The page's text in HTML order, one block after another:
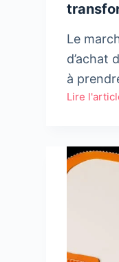
Le
d’achat
à
Lire
Rencontre
Le
marché
contraintes